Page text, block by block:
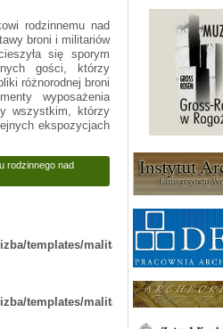
rodzinnemu nad
broni i militariów
się sporym
gości, którzy
różnorodnej broni
wyposażenia
wszystkim, którzy
ekspozycjach
rodzinnego nad
templates/malita-
templates/malita-